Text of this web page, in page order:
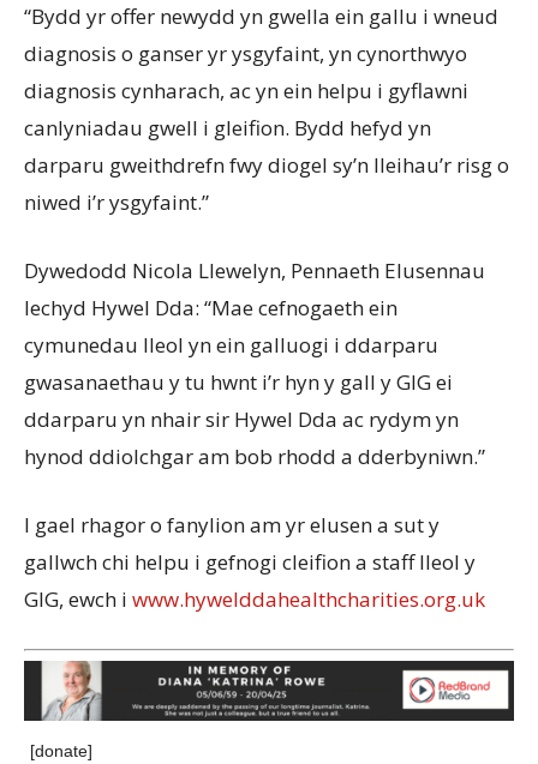
“Bydd yr offer newydd yn gwella ein gallu i wneud
diagnosis o ganser yr ysgyfaint, yn cynorthwyo
diagnosis cynharach, ac yn ein helpu i gyflawni
canlyniadau gwell i gleifion. Bydd hefyd yn
darparu gweithdrefn fwy diogel sy’n lleihau’r risg o
niwed i’r ysgyfaint.”
Dywedodd Nicola Llewelyn, Pennaeth Elusennau
Iechyd Hywel Dda: “Mae cefnogaeth ein
cymunedau lleol yn ein galluogi i ddarparu
gwasanaethau y tu hwnt i’r hyn y gall y GIG ei
ddarparu yn nhair sir Hywel Dda ac rydym yn
hynod ddiolchgar am bob rhodd a dderbyniwn.”
I gael rhagor o fanylion am yr elusen a sut y
gallwch chi helpu i gefnogi cleifion a staff lleol y
GIG, ewch i www.hywelddahealthcharities.org.uk
[donate]